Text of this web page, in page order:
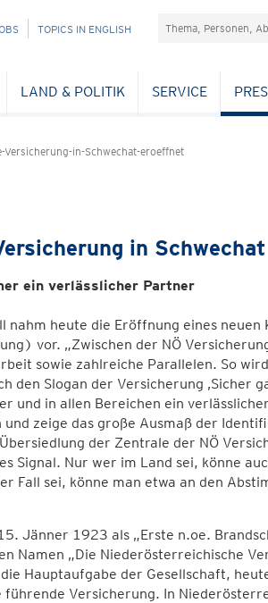
TOPICS IN ENGLISH Suchefeld
LAND & POLITIK SERVICE
in-Schwechat-eroeffnet
in
ein verlässlicher Partner
nahm heute die Eröffnung eines neuen
vor. „Zwischen der NÖ
sowie zahlreiche Parallelen. So
den Slogan der Versicherung ‚Sicher
und in allen Bereichen ein
zeige das große Ausmaß der
der Zentrale der NÖ
Signal. Nur wer im Land sei, könne
Fall sei, könne man etwa an den
Jänner 1923 als „Erste n.oe.
Namen „Die Niederösterreichische
Hauptaufgabe der Gesellschaft,
Versicherung. In